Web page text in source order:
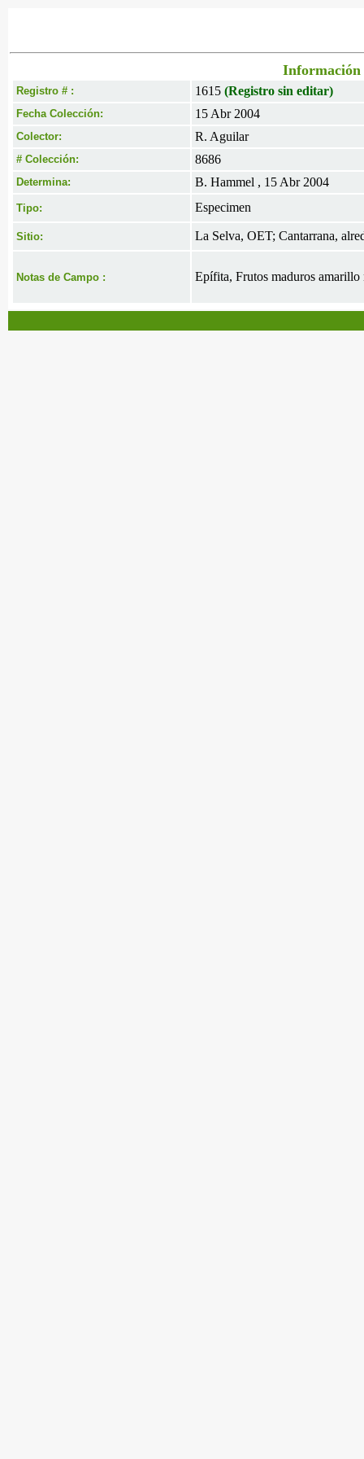
Información
Registro # : 1615 (Registro sin editar)
Fecha Colección: 15 Abr 2004
Colector: R. Aguilar
# Colección: 8686
Determina: B. Hammel , 15 Abr 2004
Tipo: Especimen
Sitio: La Selva, OET; Cantarrana,
Notas de Campo : Epífita, Frutos maduros amarillo